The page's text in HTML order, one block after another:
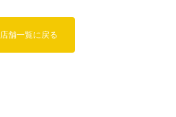
店舗一覧に戻る